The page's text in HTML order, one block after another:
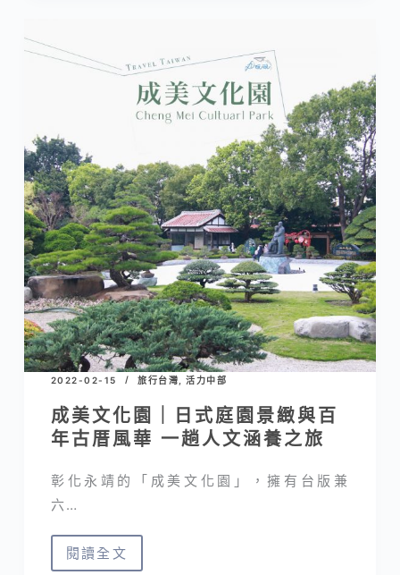
系
文
創
住
宿
推
薦
青
旅
包
客
歡
2022-02-15 旅行台灣 ,活力中部
成美文化園｜日式庭園景緻與百
年古厝風華 一趟人文涵養之旅
彰化永靖的「成美文化園」，擁有台版兼
六…
閱讀全文
成